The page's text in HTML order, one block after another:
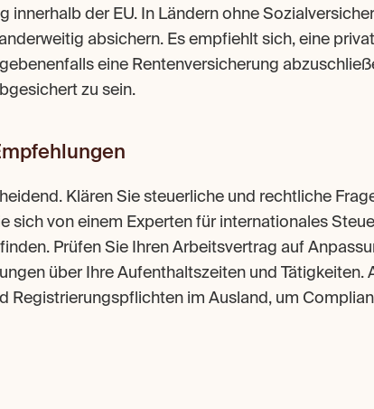
innerhalb der EU. In Ländern ohne
absichern. Es empfiehlt sich, eine
eine Rentenversicherung
zu sein.
Klären Sie steuerliche und rechtliche
sich von einem Experten für internationales
Prüfen Sie Ihren Arbeitsvertrag auf
über Ihre Aufenthaltszeiten und Tätigkeiten.
Registrierungspflichten im Ausland, um